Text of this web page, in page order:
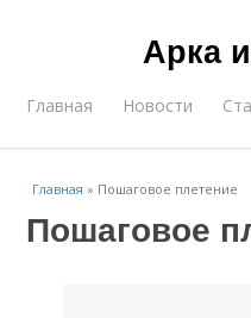
Арка
Главная Новости
Главная » Пошаговое плетение
Пошаговое